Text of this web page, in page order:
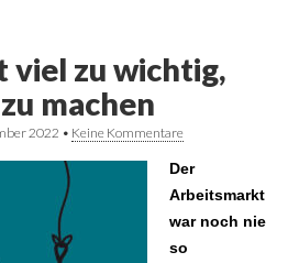
viel zu wichtig,
machen
2022 • Keine Kommentare
Der
Arbeitsmarkt
war noch nie
so